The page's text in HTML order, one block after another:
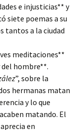
e injusticias** y
siete poemas a su
tantos a la ciudad
meditaciones**
hombre**.
”, sobre la
hermanas matan
y lo que
matando. El
en